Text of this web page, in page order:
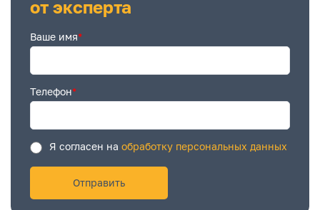
от эксперта
Ваше имя*
Телефон*
Я согласен на обработку персональных данных